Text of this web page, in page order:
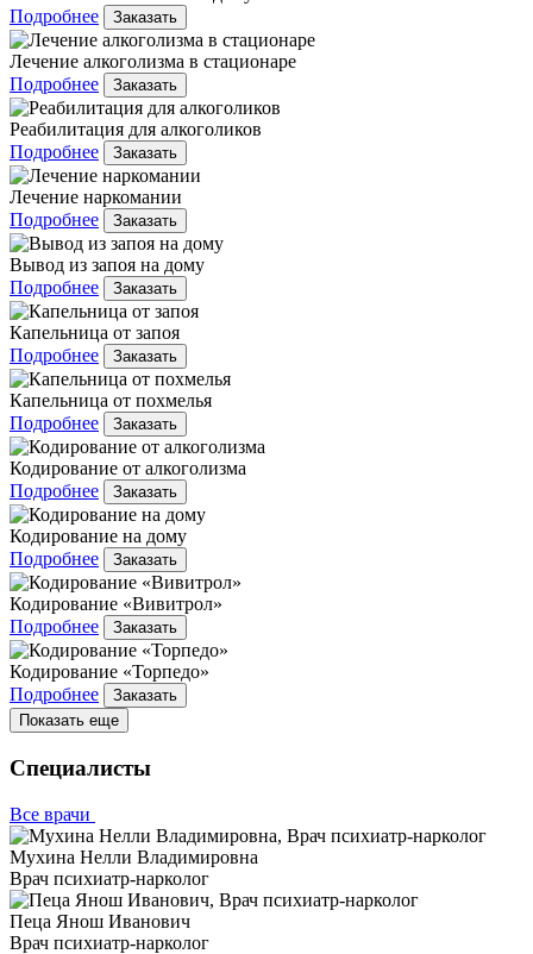
Подробнее
Заказать
Лечение алкоголизма в стационаре
Подробнее
Заказать
Реабилитация для алкоголиков
Подробнее
Заказать
Лечение наркомании
Подробнее
Заказать
Вывод из запоя на дому
Подробнее
Заказать
Капельница от запоя
Подробнее
Заказать
Капельница от похмелья
Подробнее
Заказать
Кодирование от алкоголизма
Подробнее
Заказать
Кодирование на дому
Подробнее
Заказать
Кодирование «Вивитрол»
Подробнее
Заказать
Кодирование «Торпедо»
Подробнее
Заказать
Показать еще
Специалисты
Все врачи
Мухина Нелли Владимировна
Врач психиатр-нарколог
Пеца Янош Иванович
Врач психиатр-нарколог